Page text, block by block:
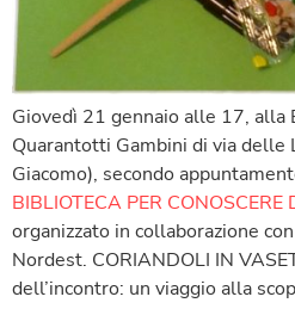
Giovedì 21 gennaio alle 17, alla
Quarantotti Gambini di via delle
Giacomo), secondo
BIBLIOTECA PER CONOSCERE
organizzato in collaborazione
Nordest. CORIANDOLI IN
dell’incontro: un viaggio alla